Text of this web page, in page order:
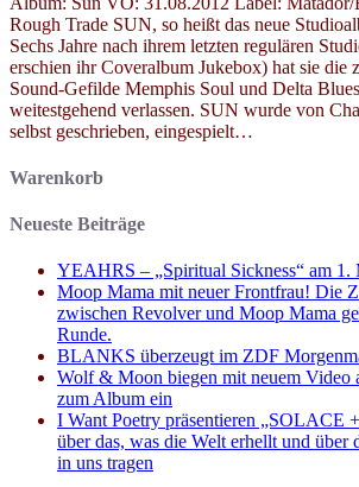
Rough Trade SUN, so heißt das neue
Sechs Jahre nach ihrem letzten regulären
erschien ihr Coveralbum Jukebox) hat sie die
Sound-Gefilde Memphis Soul und Delta
weitestgehend verlassen. SUN wurde von
selbst geschrieben, eingespielt…
Warenkorb
Neueste Beiträge
YEAHRS – „Spiritual Sickness“ am 1.
Moop Mama mit neuer Frontfrau! Die
zwischen Revolver und Moop Mama
Runde.
BLANKS überzeugt im ZDF
Wolf & Moon biegen mit neuem Video
zum Album ein
I Want Poetry präsentieren „SOLACE
über das, was die Welt erhellt und über
in uns tragen